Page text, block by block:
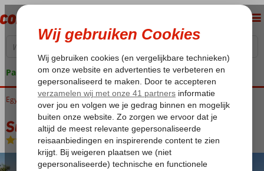
Pakketgarantie
Home
Egypte Rode Zee Hurghada El Gouna Sultan Bey
Sultan Bey
All Inclusive- Hotel